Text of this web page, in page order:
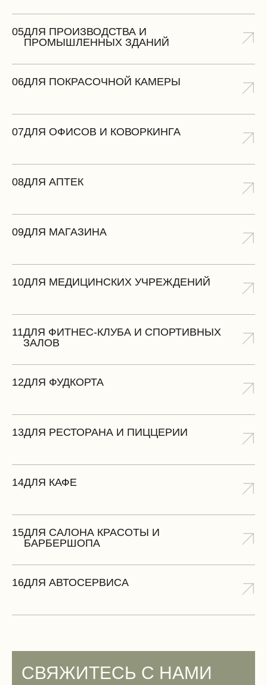
05ДЛЯ ПРОИЗВОДСТВА И
ПРОМЫШЛЕННЫХ ЗДАНИЙ
06ДЛЯ ПОКРАСОЧНОЙ КАМЕРЫ
07ДЛЯ ОФИСОВ И КОВОРКИНГА
08ДЛЯ АПТЕК
09ДЛЯ МАГАЗИНА
10ДЛЯ МЕДИЦИНСКИХ УЧРЕЖДЕНИЙ
11ДЛЯ ФИТНЕС-КЛУБА И СПОРТИВНЫХ
ЗАЛОВ
12ДЛЯ ФУДКОРТА
13ДЛЯ РЕСТОРАНА И ПИЦЦЕРИИ
14ДЛЯ КАФЕ
15ДЛЯ САЛОНА КРАСОТЫ И
БАРБЕРШОПА
16ДЛЯ АВТОСЕРВИСА
СВЯЖИТЕСЬ С НАМИ